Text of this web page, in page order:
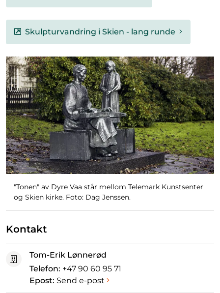
Skulpturvandring i Skien - lang runde
"Tonen" av Dyre Vaa står mellom Telemark Kunstsenter
og Skien kirke. Foto: Dag Jenssen.
Kontakt
Tom-Erik Lønnerød
Telefon: +47 90 60 95 71
Epost: Send e-post